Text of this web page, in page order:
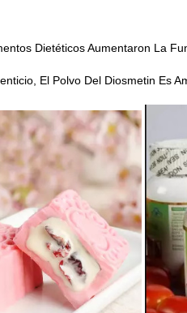
Dietéticos Aumentaron La
El Polvo Del Diosmetin Es